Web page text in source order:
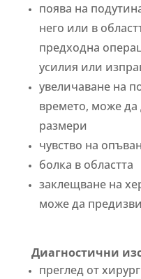
поява на
него или в
предходна
усилия или
увеличаване на
времето, може да
размери
чувство на
болка в областта
заклещване на
може да
Диагностични
преглед от хирург